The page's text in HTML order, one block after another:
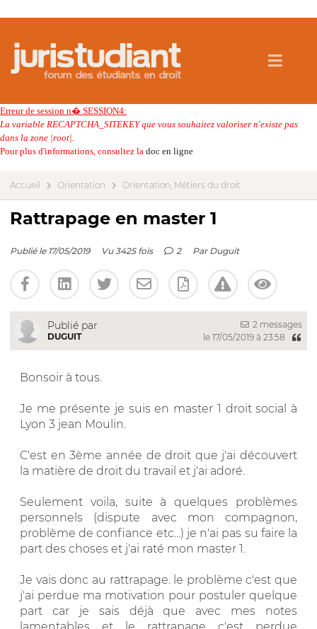
Erreur de session n� SESSION4:
La variable RECAPTCHA_SITEKEY que vous souhaitez valoriser n'existe pas
dans la zone |root|.
Pour plus d'informations, consultez la doc en ligne
Accueil Orientation Orientation, Métiers du droit
Rattrapage en master 1
Publié le 17/05/2019 Vu 3425 fois 2 Par Duguit
Publié par
DUGUIT
2 messages
le 17/05/2019 à 23:58
Bonsoir à tous.
Je me présente je suis en master 1 droit social à
Lyon 3 jean Moulin.
C'est en 3ème année de droit que j'ai découvert
la matière de droit du travail et j'ai adoré.
Seulement voila, suite à quelques problèmes
personnels (dispute avec mon compagnon,
problème de confiance etc...) je n'ai pas su faire la
part des choses et j'ai raté mon master 1.
Je vais donc au rattrapage. le problème c'est que
j'ai perdue ma motivation pour postuler quelque
part car je sais déjà que avec mes notes
lamentables et le rattrapage c'est perdue